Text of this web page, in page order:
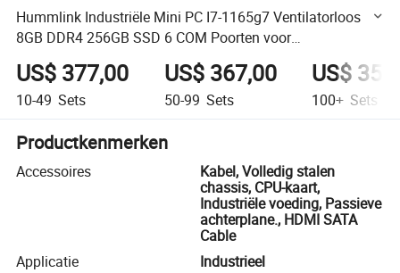
Hummlink Industriële Mini PC I7-1165g7 Ventilatorloos
8GB DDR4 256GB SSD 6 COM Poorten voor
POS/Fabrieksautomatisering
US$ 377,00
10-49 Sets
US$ 367,00
50-99 Sets
US$
100+ Sets
Productkenmerken
Accessoires
Kabel, Volledig stalen
chassis, CPU-kaart,
Industriële voeding, Passieve
achterplane., HDMI SATA
Cable
Applicatie
Industrieel